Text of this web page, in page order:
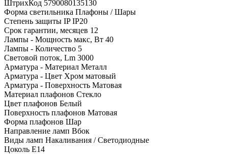
ШтрихКод 5790080135130
Форма светильника Плафоны / Шары
Степень защиты IP IP20
Срок гарантии, месяцев 12
Лампы - Мощность макс, Вт 40
Лампы - Количество 5
Световой поток, Lm 3000
Арматура - Материал Металл
Арматура - Цвет Хром матовый
Арматура - Поверхность Матовая
Материал плафонов Стекло
Цвет плафонов Белый
Поверхность плафонов Матовая
Форма плафонов Шар
Направление ламп Вбок
Виды ламп Накаливания / Светодиодные
Цоколь Е14